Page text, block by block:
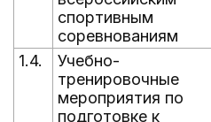
спортивным
соревнованиям
1.4.
Учебно-
тренировочные
мероприятия по
подготовке к